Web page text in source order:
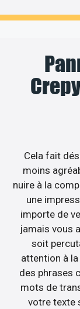
Cela fait
moins
nuire à la
une
importe de
jamais vous
soit
attention à
des phrases
mots de
votre texte